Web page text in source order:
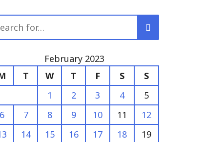
7
14 15 16 17 18
19
22 23 24
28
Mar »